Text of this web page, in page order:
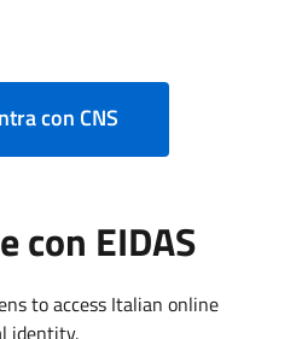
con CNS
con EIDAS
to access Italian online
identity.